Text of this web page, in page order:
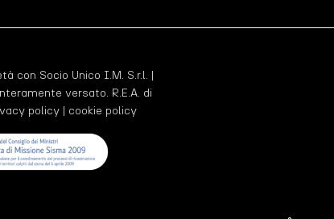
con Socio Unico I.M. S.r.l. |
versato. R.E.A. di
policy| cookie policy